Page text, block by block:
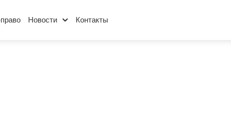
Новости Контакты